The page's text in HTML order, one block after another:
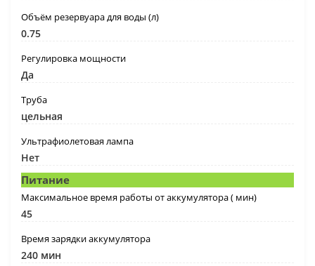
Объём резервуара для воды (л)
0.75
Регулировка мощности
Да
Труба
цельная
Ультрафиолетовая лампа
Нет
Питание
Максимальное время работы от аккумулятора ( мин)
45
Время зарядки аккумулятора
240 мин